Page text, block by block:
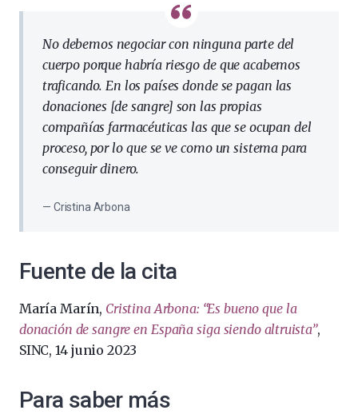
No debemos negociar con ninguna parte del
cuerpo porque habría riesgo de que acabemos
traficando. En los países donde se pagan las
donaciones [de sangre] son las propias
compañías farmacéuticas las que se ocupan del
proceso, por lo que se ve como un sistema para
conseguir dinero.
Cristina Arbona
Fuente de la cita
María Marín, Cristina Arbona: “Es bueno que la
donación de sangre en España siga siendo altruista”,
SINC, 14 junio 2023
Para saber más